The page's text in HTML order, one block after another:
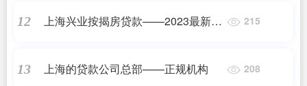
12
上海兴业按揭房贷款——2023最新更
215
13 上海的贷款公司总部——正规机构 208